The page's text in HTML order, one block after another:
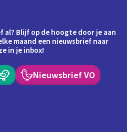
al? Blijf op de hoogte door je aan
maand een nieuwsbrief naar
in je inbox!
Nieuwsbrief VO